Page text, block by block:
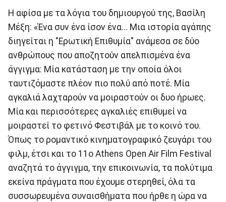
Η αφίσα με τα λόγια του δημιουργού της, Βασίλη
Μέξη: «Ένα συν ένα ίσον ένα... Μια ιστορία αγάπης
διηγείται η "Ερωτική Επιθυμία" ανάμεσα σε δύο
ανθρώπους που αποζητούν απελπισμένα ένα
άγγιγμα: Μία κατάσταση με την οποία όλοι
ταυτιζόμαστε πλέον πιο πολύ από ποτέ. Μία
αγκαλιά λαχταρούν να μοιραστούν οι δυο ήρωες.
Μία και περισσότερες αγκαλιές επιθυμεί να
μοιραστεί το φετινό Φεστιβάλ με το κοινό του.
Όπως το ρομαντικό κινηματογραφικό ζευγάρι του
φιλμ, έτσι και το 11ο Athens Open Air Film Festival
αναζητά το άγγιγμα, την επικοινωνία, τα πολύτιμα
εκείνα πράγματα που έχουμε στερηθεί, όλα τα
συσσωρευμένα συναισθήματα που ήρθε η ώρα να